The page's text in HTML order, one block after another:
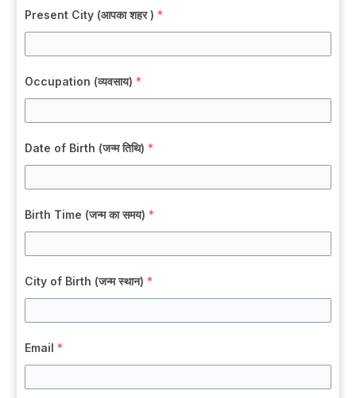
Present City (आपका शहर ) *
Occupation (व्यवसाय) *
Date of Birth (जन्म तिथि) *
Birth Time (जन्म का समय) *
City of Birth (जन्म स्थान) *
Email *